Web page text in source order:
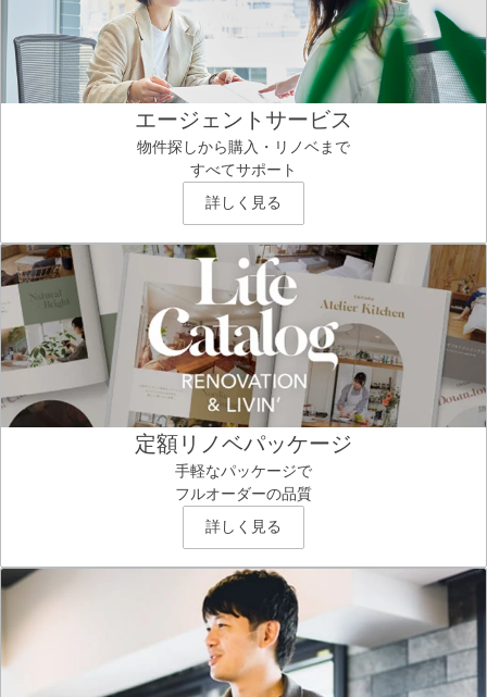
エージェントサービス
物件探しから購入・リノベまで
すべてサポート
詳しく見る
定額リノベパッケージ
手軽なパッケージで
フルオーダーの品質
詳しく見る